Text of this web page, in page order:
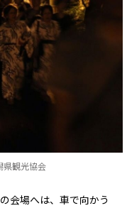
県観光協会
会場へは、車で向かう